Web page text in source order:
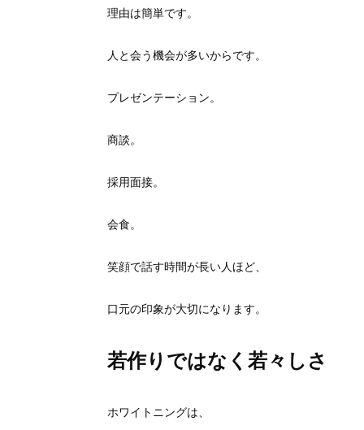
理由は簡単です。
人と会う機会が多いからです。
プレゼンテーション。
商談。
採用面接。
会食。
笑顔で話す時間が長い人ほど、
口元の印象が大切になります。
若作りではなく若々しさ
ホワイトニングは、